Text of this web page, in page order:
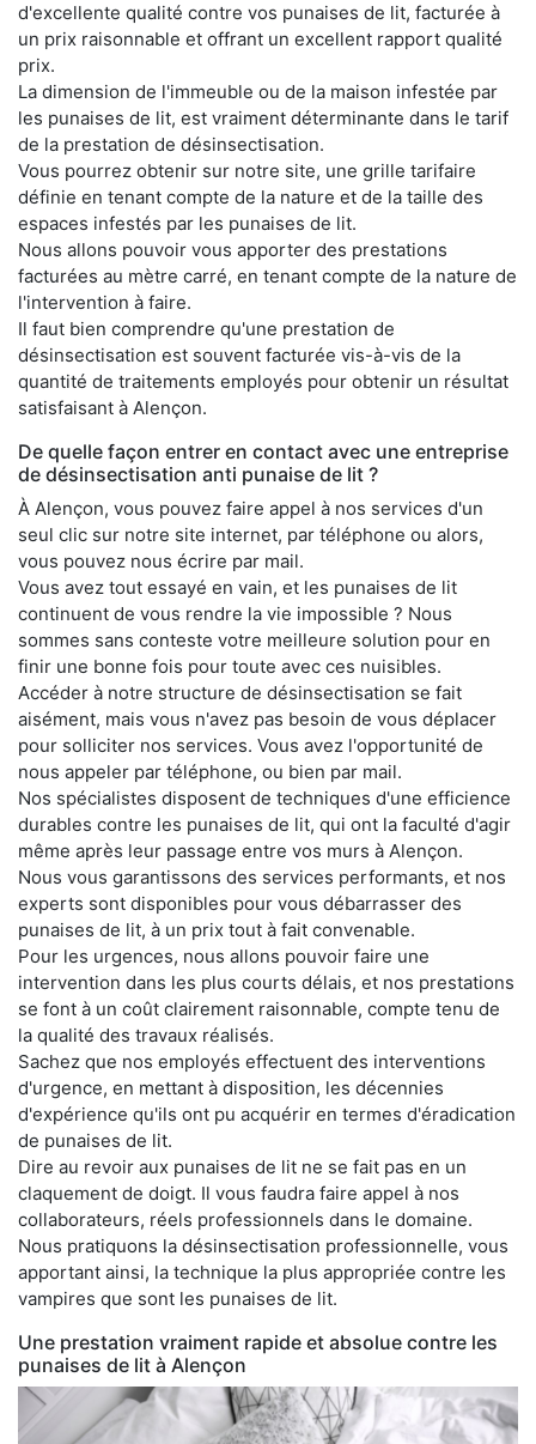
d'excellente qualité contre vos punaises de lit, facturée à
un prix raisonnable et offrant un excellent rapport qualité
prix.
La dimension de l'immeuble ou de la maison infestée par
les punaises de lit, est vraiment déterminante dans le tarif
de la prestation de désinsectisation.
Vous pourrez obtenir sur notre site, une grille tarifaire
définie en tenant compte de la nature et de la taille des
espaces infestés par les punaises de lit.
Nous allons pouvoir vous apporter des prestations
facturées au mètre carré, en tenant compte de la nature de
l'intervention à faire.
Il faut bien comprendre qu'une prestation de
désinsectisation est souvent facturée vis-à-vis de la
quantité de traitements employés pour obtenir un résultat
satisfaisant à Alençon.
De quelle façon entrer en contact avec une entreprise
de désinsectisation anti punaise de lit ?
À Alençon, vous pouvez faire appel à nos services d'un
seul clic sur notre site internet, par téléphone ou alors,
vous pouvez nous écrire par mail.
Vous avez tout essayé en vain, et les punaises de lit
continuent de vous rendre la vie impossible ? Nous
sommes sans conteste votre meilleure solution pour en
finir une bonne fois pour toute avec ces nuisibles.
Accéder à notre structure de désinsectisation se fait
aisément, mais vous n'avez pas besoin de vous déplacer
pour solliciter nos services. Vous avez l'opportunité de
nous appeler par téléphone, ou bien par mail.
Nos spécialistes disposent de techniques d'une efficience
durables contre les punaises de lit, qui ont la faculté d'agir
même après leur passage entre vos murs à Alençon.
Nous vous garantissons des services performants, et nos
experts sont disponibles pour vous débarrasser des
punaises de lit, à un prix tout à fait convenable.
Pour les urgences, nous allons pouvoir faire une
intervention dans les plus courts délais, et nos prestations
se font à un coût clairement raisonnable, compte tenu de
la qualité des travaux réalisés.
Sachez que nos employés effectuent des interventions
d'urgence, en mettant à disposition, les décennies
d'expérience qu'ils ont pu acquérir en termes d'éradication
de punaises de lit.
Dire au revoir aux punaises de lit ne se fait pas en un
claquement de doigt. Il vous faudra faire appel à nos
collaborateurs, réels professionnels dans le domaine.
Nous pratiquons la désinsectisation professionnelle, vous
apportant ainsi, la technique la plus appropriée contre les
vampires que sont les punaises de lit.
Une prestation vraiment rapide et absolue contre les
punaises de lit à Alençon